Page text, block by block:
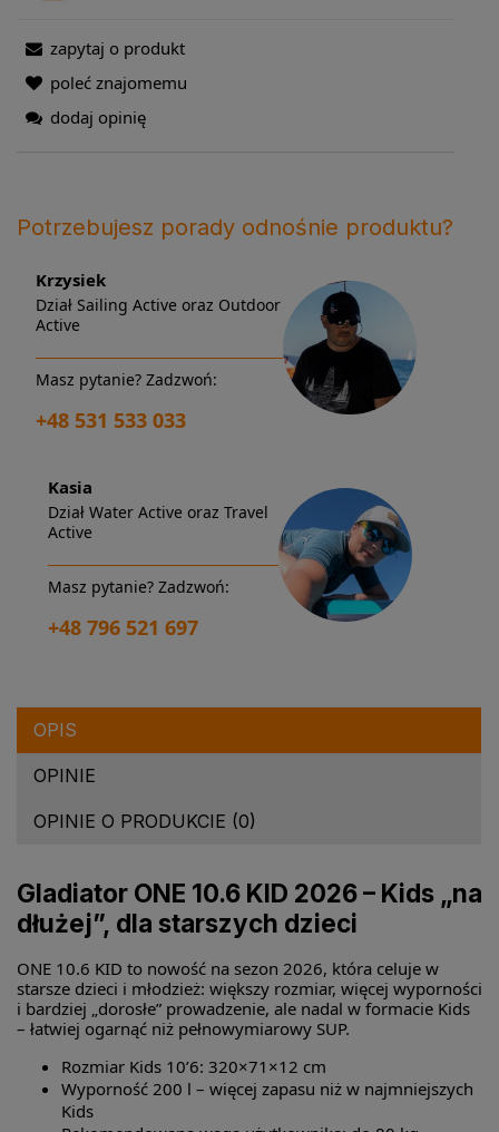
zapytaj o produkt
poleć znajomemu
dodaj opinię
Potrzebujesz porady odnośnie produktu?
Krzysiek
Dział Sailing Active oraz Outdoor
Active
Masz pytanie? Zadzwoń:
+48 531 533 033
Kasia
Dział Water Active oraz Travel
Active
Masz pytanie? Zadzwoń:
+48 796 521 697
OPIS
OPINIE
OPINIE O PRODUKCIE (0)
Gladiator ONE 10.6 KID 2026 – Kids „na
dłużej”, dla starszych dzieci
ONE 10.6 KID to nowość na sezon 2026, która celuje w
starsze dzieci i młodzież: większy rozmiar, więcej wyporności
i bardziej „dorosłe” prowadzenie, ale nadal w formacie Kids
– łatwiej ogarnąć niż pełnowymiarowy SUP.
Rozmiar Kids 10’6: 320×71×12 cm
Wyporność 200 l – więcej zapasu niż w najmniejszych
Kids